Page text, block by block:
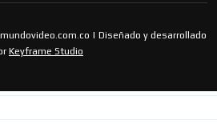
| Diseñado y desarrollado
Keyframe Studio